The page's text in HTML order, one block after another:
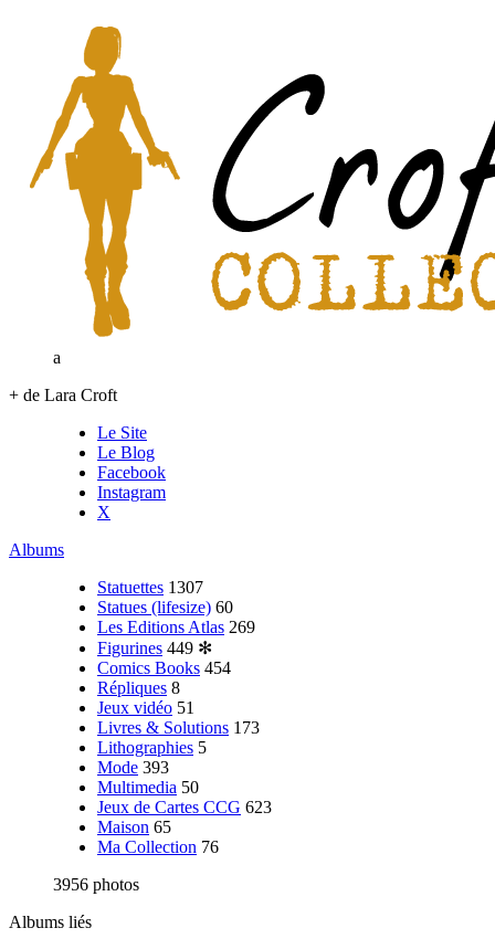
a
+ de Lara Croft
Le Site
Le Blog
Facebook
Instagram
X
Albums
Statuettes 1307
Statues (lifesize) 60
Les Editions Atlas 269
Figurines 449 ✻
Comics Books 454
Répliques 8
Jeux vidéo 51
Livres & Solutions 173
Lithographies 5
Mode 393
Multimedia 50
Jeux de Cartes CCG 623
Maison 65
Ma Collection 76
3956 photos
Albums liés